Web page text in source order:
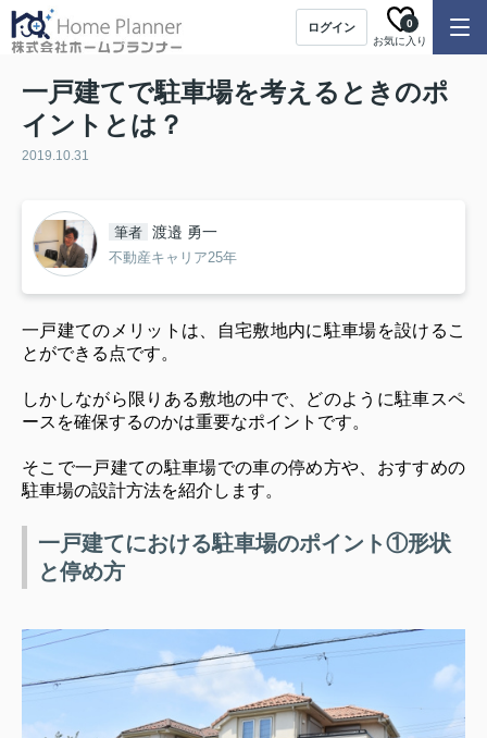
ログイン
お気に入り
0
一戸建てで駐車場を考えるときのポ
イントとは？
2019.10.31
筆者 渡邉 勇一
不動産キャリア25年
一戸建てのメリットは、自宅敷地内に駐車場を設けるこ
とができる点です。
しかしながら限りある敷地の中で、どのように駐車スペ
ースを確保するのかは重要なポイントです。
そこで一戸建ての駐車場での車の停め方や、おすすめの
駐車場の設計方法を紹介します。
一戸建てにおける駐車場のポイント①形状
と停め方